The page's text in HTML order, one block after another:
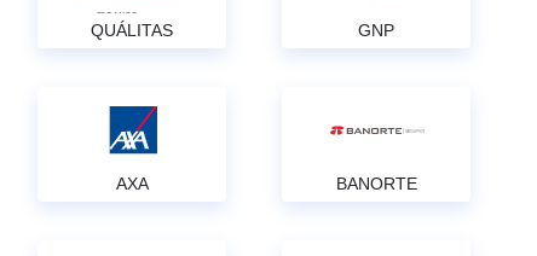
QUÁLITAS GNP
AXA BANORTE